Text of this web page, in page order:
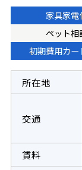
家具家電
ペット相
初期費用カー
所在地
交通
賃料